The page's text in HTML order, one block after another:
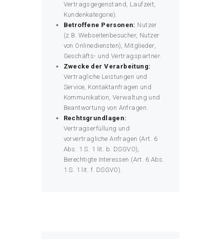
Vertragsgegenstand, Laufzeit,
Kundenkategorie).
Betroffene Personen: Nutzer
(z.B. Webseitenbesucher, Nutzer
von Onlinediensten), Mitglieder,
Geschäfts- und Vertragspartner.
Zwecke der Verarbeitung:
Vertragliche Leistungen und
Service, Kontaktanfragen und
Kommunikation, Verwaltung und
Beantwortung von Anfragen.
Rechtsgrundlagen:
Vertragserfüllung und
vorvertragliche Anfragen (Art. 6
Abs. 1 S. 1 lit. b. DSGVO),
Berechtigte Interessen (Art. 6 Abs.
1 S. 1 lit. f. DSGVO).